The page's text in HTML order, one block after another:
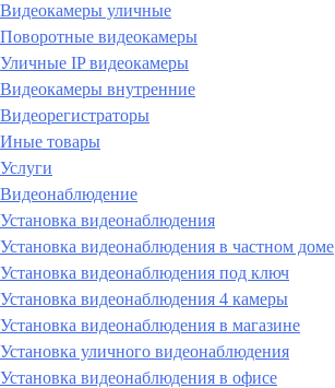
Видеокамеры уличные
Поворотные видеокамеры
Уличные IP видеокамеры
Видеокамеры внутренние
Видеорегистраторы
Иные товары
Услуги
Видеонаблюдение
Установка видеонаблюдения
Установка видеонаблюдения в частном доме
Установка видеонаблюдения под ключ
Установка видеонаблюдения 4 камеры
Установка видеонаблюдения в магазине
Установка уличного видеонаблюдения
Установка видеонаблюдения в офисе